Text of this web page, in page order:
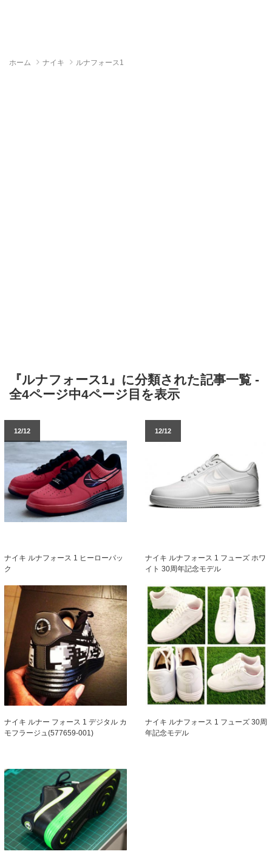
ホーム ナイキ ルナフォース1
『ルナフォース1』に分類された記事一覧 -
全4ページ中4ページ目を表示
12/12
ナイキ ルナフォース 1 ヒーローパッ
ク
12/12
ナイキ ルナフォース 1 フューズ ホワ
イト 30周年記念モデル
ナイキ ルナー フォース 1 デジタル カ
モフラージュ(577659-001)
ナイキ ルナフォース 1 フューズ 30周
年記念モデル